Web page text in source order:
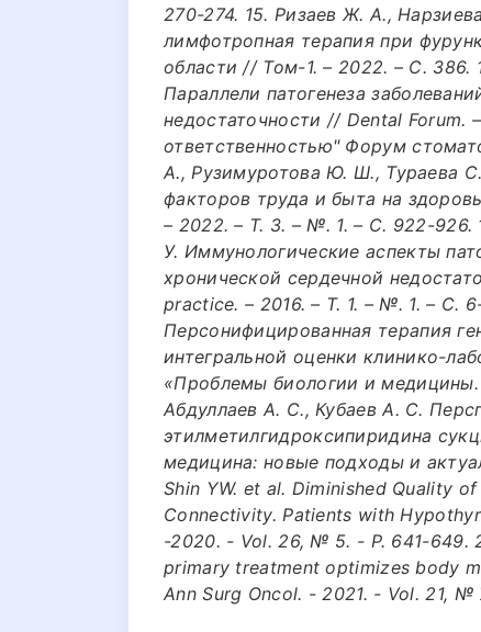
270-274. 15. Ризаев Ж. А.,
лимфотропная терапия при
области // Том-1. – 2022. – С. 386.
Параллели патогенеза
недостаточности // Dental Forum.
ответственностью" Форум
А., Рузимуротова Ю. Ш., Тураева
факторов труда и быта на
– 2022. – Т. 3. – №. 1. – С. 922-926.
У. Иммунологические аспекты
хронической сердечной
practice. – 2016. – Т. 1. – №. 1. – С.
Персонифицированная терапия
интегральной оценки клинико-
«Проблемы биологии и
Абдуллаев А. С., Кубаев А. С.
этилметилгидроксипиридина
медицина: новые подходы и
Shin YW. et al. Diminished Quality
Connectivity. Patients with
-2020. - Vol. 26, № 5. - P. 641-649.
primary treatment optimizes body
Ann Surg Oncol. - 2021. - Vol. 21, №